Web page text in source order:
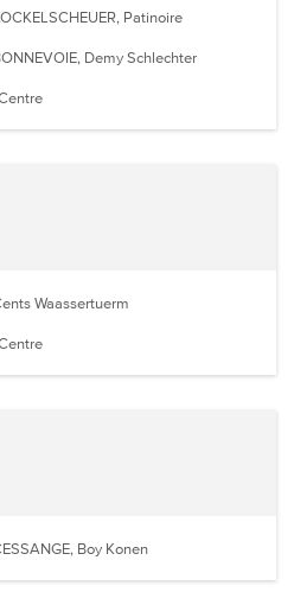
Patinoire
Demy Schlechter
Waassertuerm
Boy Konen